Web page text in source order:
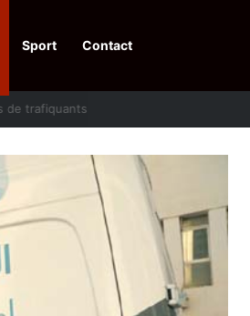
Sport Contact
de trafiquants